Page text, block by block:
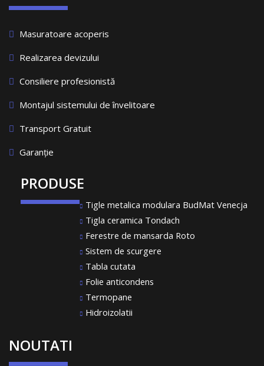
Masuratoare acoperis
Realizarea devizului
Consiliere profesionistă
Montajul sistemului de învelitoare
Transport Gratuit
Garanție
PRODUSE
Tigle metalica modulara BudMat Venecja
Tigla ceramica Tondach
Ferestre de mansarda Roto
Sistem de scurgere
Tabla cutata
Folie anticondens
Termopane
Hidroizolatii
NOUTATI